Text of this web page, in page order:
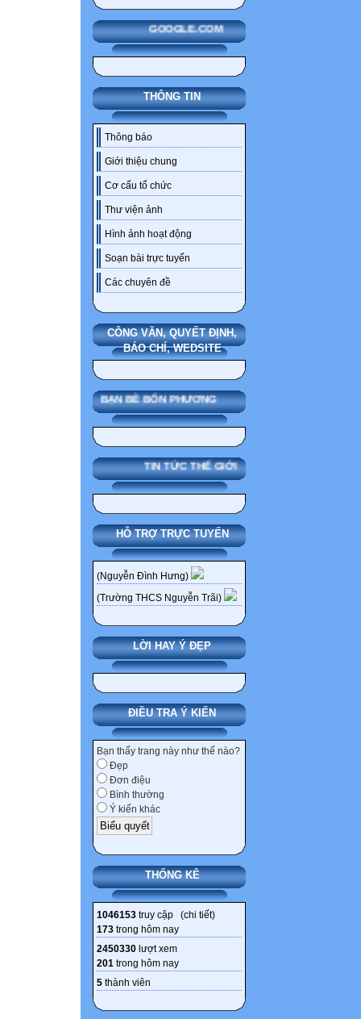
GOOGLE.COM
THÔNG TIN
Thông báo
Giới thiệu chung
Cơ cấu tổ chức
Thư viện ảnh
Hình ảnh hoạt động
Soạn bài trực tuyến
Các chuyên đề
CÔNG VĂN, QUYẾT ĐỊNH,
BÁO CHÍ, WEDSITE
BẠN BÈ BỐN PHƯƠNG
TIN TỨC THẾ GIỚI
HỖ TRỢ TRỰC TUYẾN
(Nguyễn Đình Hưng)
(Trường THCS Nguyễn Trãi)
LỜI HAY Ý ĐẸP
ĐIỀU TRA Ý KIẾN
Bạn thấy trang này như thế nào?
Đẹp
Đơn điệu
Bình thường
Ý kiến khác
THỐNG KÊ
1046153 truy cập (chi tiết)
173 trong hôm nay
2450330 lượt xem
201 trong hôm nay
5 thành viên